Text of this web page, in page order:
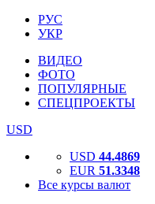
РУС
УКР
ВИДЕО
ФОТО
ПОПУЛЯРНЫЕ
СПЕЦПРОЕКТЫ
USD
USD 44.4869
EUR 51.3348
Все курсы валют